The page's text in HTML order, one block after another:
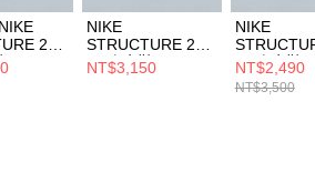
26
NIKE
STRUCTURE 26
男 跑步鞋
HJ1102002
NT$3,150
NIKE
男 跑步鞋
HJ1102100
NT$2,490
NT$3,500